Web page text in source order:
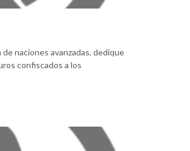
naciones avanzadas, dedique
confiscados a los